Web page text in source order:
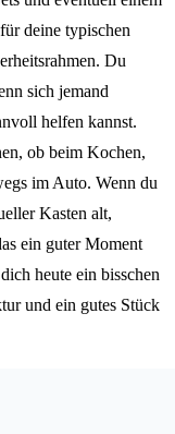
für deine typischen
Du
sich jemand
helfen kannst.
ob beim Kochen,
im Auto. Wenn du
Kasten alt,
ein guter Moment
heute ein bisschen
und ein gutes Stück